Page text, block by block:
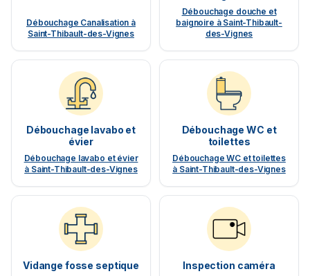
Débouchage Canalisation à
Saint-Thibault-des-Vignes
Débouchage douche et
baignoire à Saint-Thibault-
des-Vignes
Débouchage lavabo et
évier
Débouchage lavabo et évier
à Saint-Thibault-des-Vignes
Débouchage WC et
toilettes
Débouchage WC et toilettes
à Saint-Thibault-des-Vignes
Vidange fosse septique Inspection caméra